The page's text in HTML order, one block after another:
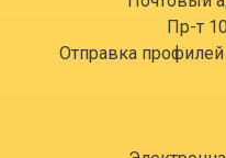
Пр-т
Отправка